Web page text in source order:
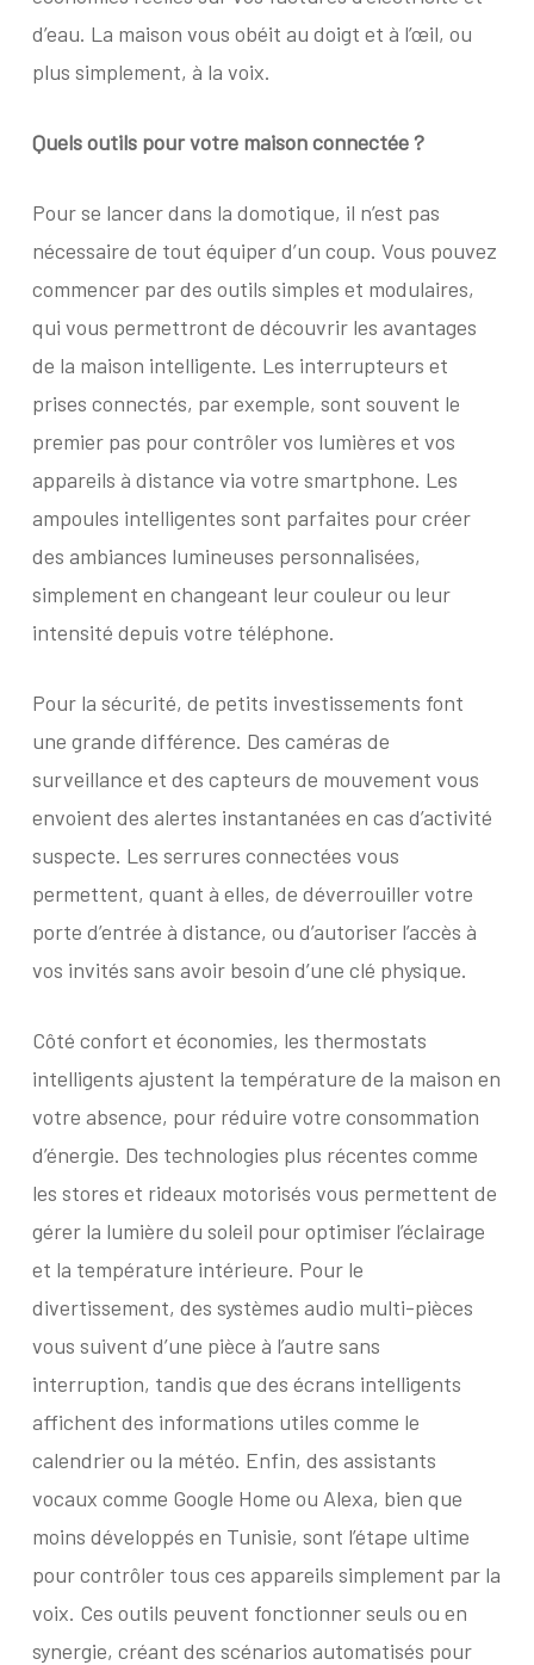
d’eau. La maison vous obéit au doigt et à l’œil, ou
plus simplement, à la voix.
Quels outils pour votre maison connectée ?
Pour se lancer dans la domotique, il n’est pas
nécessaire de tout équiper d’un coup. Vous pouvez
commencer par des outils simples et modulaires,
qui vous permettront de découvrir les avantages
de la maison intelligente. Les interrupteurs et
prises connectés, par exemple, sont souvent le
premier pas pour contrôler vos lumières et vos
appareils à distance via votre smartphone. Les
ampoules intelligentes sont parfaites pour créer
des ambiances lumineuses personnalisées,
simplement en changeant leur couleur ou leur
intensité depuis votre téléphone.
Pour la sécurité, de petits investissements font
une grande différence. Des caméras de
surveillance et des capteurs de mouvement vous
envoient des alertes instantanées en cas d’activité
suspecte. Les serrures connectées vous
permettent, quant à elles, de déverrouiller votre
porte d’entrée à distance, ou d’autoriser l’accès à
vos invités sans avoir besoin d’une clé physique.
Côté confort et économies, les thermostats
intelligents ajustent la température de la maison en
votre absence, pour réduire votre consommation
d’énergie. Des technologies plus récentes comme
les stores et rideaux motorisés vous permettent de
gérer la lumière du soleil pour optimiser l’éclairage
et la température intérieure. Pour le
divertissement, des systèmes audio multi-pièces
vous suivent d’une pièce à l’autre sans
interruption, tandis que des écrans intelligents
affichent des informations utiles comme le
calendrier ou la météo. Enfin, des assistants
vocaux comme Google Home ou Alexa, bien que
moins développés en Tunisie, sont l’étape ultime
pour contrôler tous ces appareils simplement par la
voix. Ces outils peuvent fonctionner seuls ou en
synergie, créant des scénarios automatisés pour